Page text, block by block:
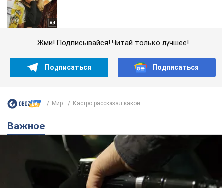
Жми! Подписывайся! Читай только лучшее!
Подписаться Подписаться
Мир Кастро рассказал какой...
Важное